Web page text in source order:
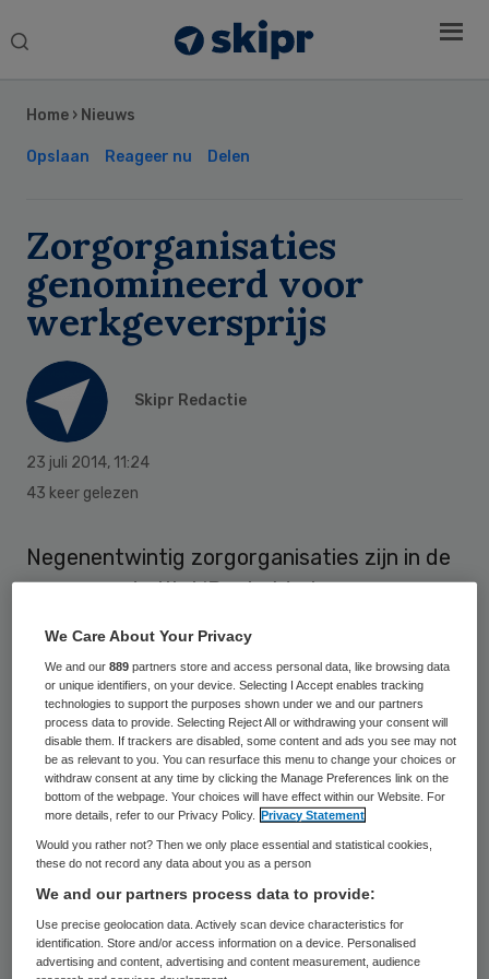
Search
Home › Nieuws
Opslaan Reageer nu Delen
Zorgorganisaties
genomineerd voor
werkgeversprijs
Skipr Redactie
23 juli 2014, 11:24
43 keer gelezen
Negenentwintig zorgorganisaties zijn in de
race voor de titel ‘Beste Werkgever van
organisaties mee naar de titel. Daarmee is
de zorg goed vertegenwoordigd.
De nominaties komen voort uit het
Werkgeversonderzoek van
onderzoeksbureau Effectory en
Intermediair. Bij het werkgeversonderzoek
geven werknemers een oordeel over de
eigen organisatie. De organisaties met het
hoogste score worden genomineerd. Deze
score bestaat uit een gemiddelde van de
Sidebar
We Care About Your Privacy
We and our889 partners store and access personal data, like browsing data
or unique identifiers, on your device. Selecting I Accept enables tracking
technologies to support the purposes shown under we and our partners
process data to provide. Selecting Reject All or withdrawing your consent will
disable them. If trackers are disabled, some content and ads you see may not
be as relevant to you. You can resurface this menu to change your choices or
withdraw consent at any time by clicking the Manage Preferences link on the
bottom of the webpage. Your choices will have effect within our Website. For
more details, refer to our Privacy Policy.
Privacy Statement
Would you rather not? Then we only place essential and statistical cookies,
these do not record any data about you as a person
We and our partners process data to provide:
Use precise geolocation data. Actively scan device characteristics for
identification. Store and/or access information on a device. Personalised
advertising and content, advertising and content measurement, audience